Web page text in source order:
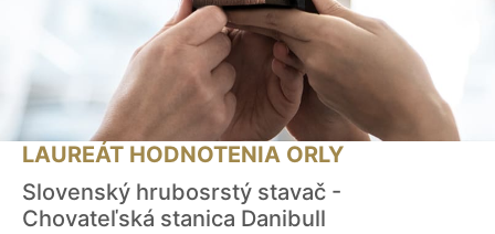
LAUREÁT HODNOTENIA ORLY
Slovenský hrubosrstý stavač -
Chovateľská stanica Danibull